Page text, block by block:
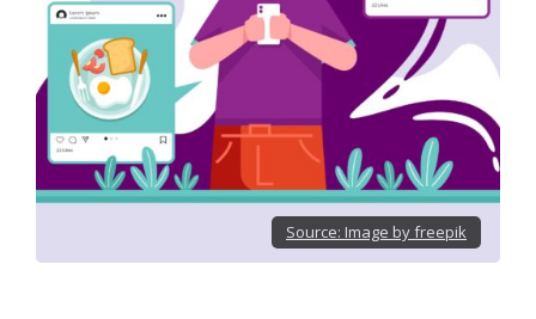
Source: Image by freepik